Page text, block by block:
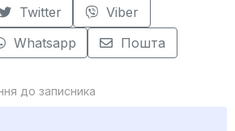
Twitter
Viber
Whatsapp Пошта
до записника